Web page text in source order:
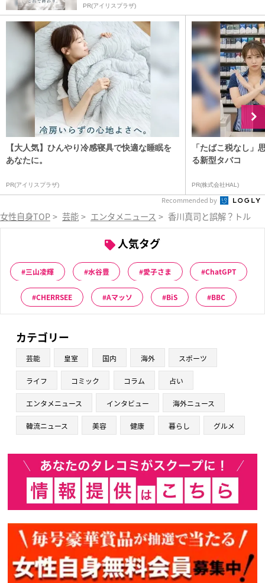
PR(アイリスプラザ)
【大人気】ひんやり冷感寝具で快適な睡眠を
あなたに。
PR(アイリスプラザ)
「たばこ税なし」
る新型タバコ
PR(株式会社HAL)
Recommended by
女性自身TOP > 芸能 > エンタメニュース > 香川真司と誤解？トルコ
人気タグ
三山凌輝 水谷豊 愛子さま ChatGPT
CHERRSEE Aマッソ BiS BBC
カテゴリー
芸能 皇室 国内 海外 スポーツ
ライフ コミック コラム 占い
エンタメニュース インタビュー 海外ニュース
韓流ニュース 美容 健康 暮らし グルメ